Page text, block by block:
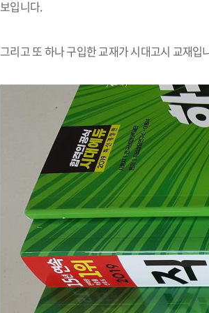
보입니다.
그리고 또 하나 구입한 교재가 시대고시 교재입